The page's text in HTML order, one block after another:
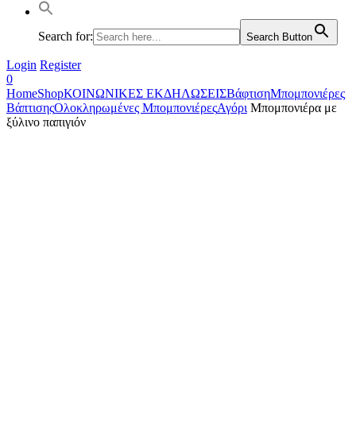
Search for: Search Button
Login Register
0
HomeShopΚΟΙΝΩΝΙΚΕΣ ΕΚΔΗΛΩΣΕΙΣΒάφτισηΜπομπονιέρες
ΒάπτισηςΟλοκληρωμένες ΜπομπονιέρεςΑγόρι Μπομπονιέρα με
ξύλινο παπιγιόν